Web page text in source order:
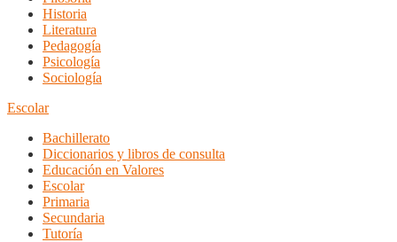
Historia
Literatura
Pedagogía
Psicología
Sociología
Escolar
Bachillerato
Diccionarios y libros de consulta
Educación en Valores
Escolar
Primaria
Secundaria
Tutoría